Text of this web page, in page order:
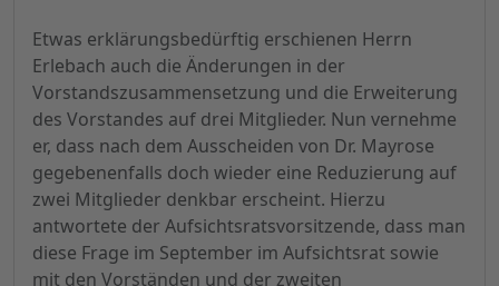
Etwas erklärungsbedürftig erschienen Herrn
Erlebach auch die Änderungen in der
Vorstandszusammensetzung und die Erweiterung
des Vorstandes auf drei Mitglieder. Nun vernehme
er, dass nach dem Ausscheiden von Dr. Mayrose
gegebenenfalls doch wieder eine Reduzierung auf
zwei Mitglieder denkbar erscheint. Hierzu
antwortete der Aufsichtsratsvorsitzende, dass man
diese Frage im September im Aufsichtsrat sowie
mit den Vorständen und der zweiten